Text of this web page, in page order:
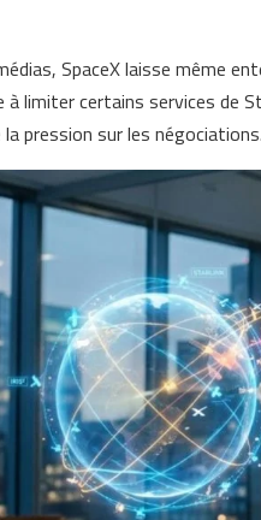
SpaceX laisse même
à limiter certains services de
pression sur les négociations.